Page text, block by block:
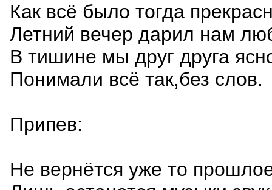
Как всё было тогда
Летний вечер дарил нам
В тишине мы друг друга
Понимали всё так,без слов.
Припев:
Не вернётся уже то